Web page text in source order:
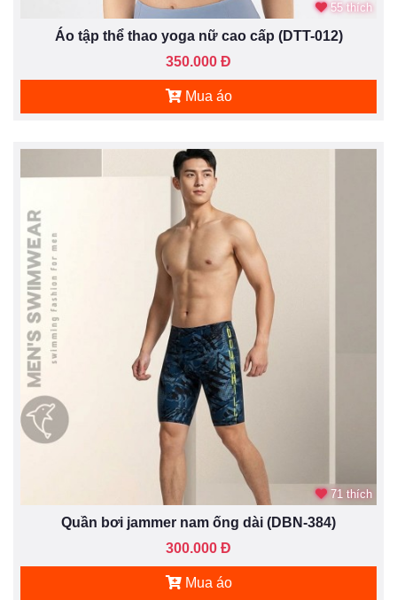
55 thích
Áo tập thể thao yoga nữ cao cấp (DTT-012)
350.000 Đ
Mua áo
71 thích
Quần bơi jammer nam ống dài (DBN-384)
300.000 Đ
Mua áo